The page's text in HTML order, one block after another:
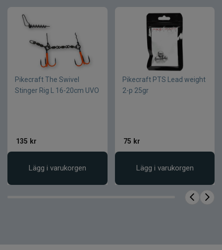
Egenskap
Vikt
Krokstorlek
Färg
Natural / Black Nickel
Jiggskallar
Pikecraft The Swivel
Stinger Rig L 16-20cm UVO
135 kr
Lägg i varukorgen
Pikecraft PTS Lead weight
2-p 25gr
75 kr
Lägg i varukorgen